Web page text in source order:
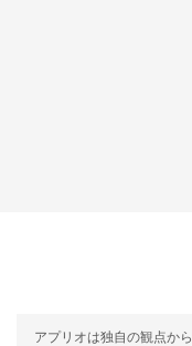
アプリオは独自の観点か